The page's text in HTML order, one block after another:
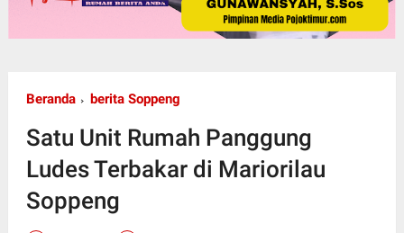
Beranda berita Soppeng
Satu Unit Rumah Panggung
Ludes Terbakar di Mariorilau
Soppeng